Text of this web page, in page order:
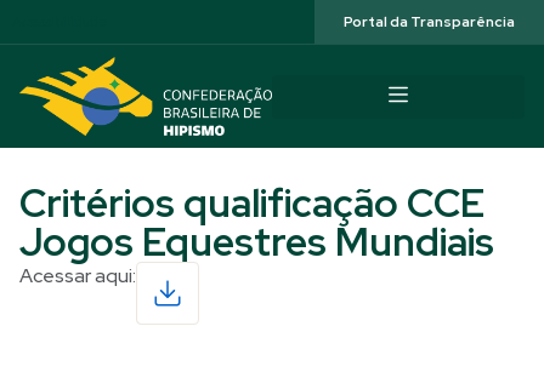
Portal da Transparência
Critérios qualificação CCE
Jogos Equestres Mundiais
Acessar aqui: